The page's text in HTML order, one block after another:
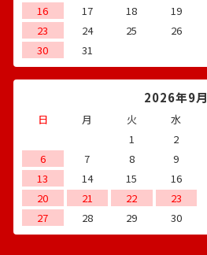
16
17 18 19
23
24 25 26
30
31
2026年9月
日 月 火 水
1
2
6
7 8 9
13
14 15 16
20
21 22 23
27
28 29 30